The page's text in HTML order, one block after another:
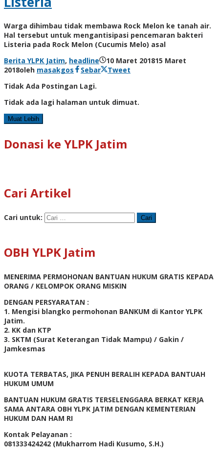
Warga dihimbau tidak membawa Rock Melon ke tanah air.
Hal tersebut untuk mengantisipasi pencemaran bakteri
Listeria pada Rock Melon (Cucumis Melo) asal
Berita YLPK Jatim, headline 10 Maret 201815 Maret
2018oleh masakgos Sebar
Tweet
Tidak Ada Postingan Lagi.
Tidak ada lagi halaman untuk dimuat.
Muat Lebih
Donasi ke YLPK Jatim
Cari Artikel
Cari untuk:
OBH YLPK Jatim
MENERIMA PERMOHONAN BANTUAN HUKUM GRATIS KEPADA
ORANG / KELOMPOK ORANG MISKIN
DENGAN PERSYARATAN :
1. Mengisi blangko permohonan BANKUM di Kantor YLPK
Jatim.
2. KK dan KTP
3. SKTM (Surat Keterangan Tidak Mampu) / Gakin /
Jamkesmas
KUOTA TERBATAS, JIKA PENUH BERALIH KEPADA BANTUAH
HUKUM UMUM
BANTUAN HUKUM GRATIS TERSELENGGARA BERKAT KERJA
SAMA ANTARA OBH YLPK JATIM DENGAN KEMENTERIAN
HUKUM DAN HAM RI
Kontak Pelayanan :
081333424242 (Mukharrom Hadi Kusumo, S.H.)